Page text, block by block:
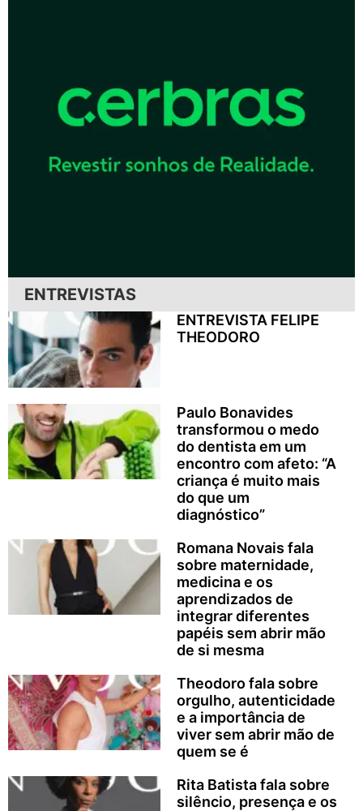
ENTREVISTAS
ENTREVISTA FELIPE
THEODORO
Paulo Bonavides
transformou o medo
do dentista em um
encontro com afeto: “A
criança é muito mais
do que um
diagnóstico”
Romana Novais fala
sobre maternidade,
medicina e os
aprendizados de
integrar diferentes
papéis sem abrir mão
de si mesma
Theodoro fala sobre
orgulho, autenticidade
e a importância de
viver sem abrir mão de
quem se é
Rita Batista fala sobre
silêncio, presença e os